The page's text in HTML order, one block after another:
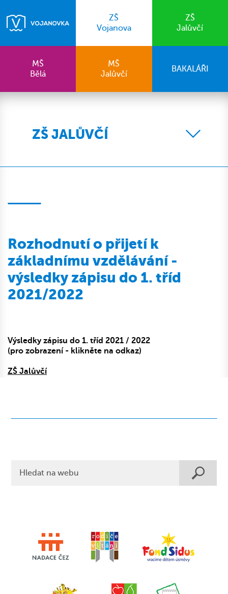
ZŠ
Vojanova
ZŠ
Jalůvčí
MŠ
Bělá
MŠ
Jalůvčí
BAKALÁŘI
ZŠ JALŮVČÍ
Rozhodnutí o přijetí k
základnímu vzdělávání -
výsledky zápisu do 1. tříd
2021/2022
Výsledky zápisu do 1. tříd 2021 / 2022
(pro zobrazení - klikněte na odkaz)
ZŠ Jalůvčí